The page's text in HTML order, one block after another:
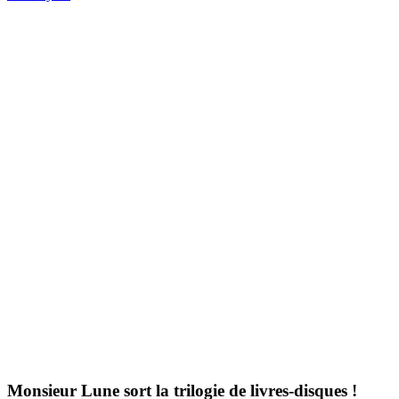
Monsieur Lune sort la trilogie de livres-disques !